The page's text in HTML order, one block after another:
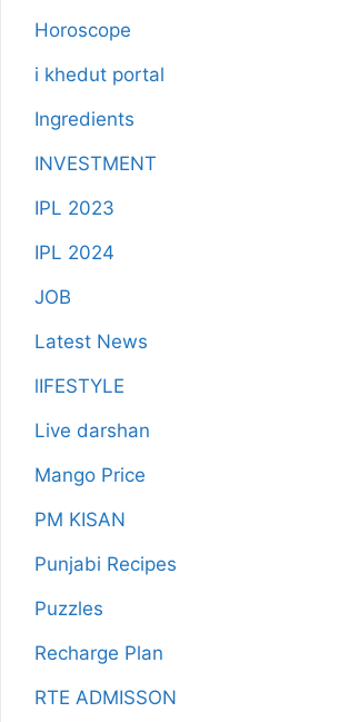
Horoscope
i khedut portal
Ingredients
INVESTMENT
IPL 2023
IPL 2024
JOB
Latest News
lIFESTYLE
Live darshan
Mango Price
PM KISAN
Punjabi Recipes
Puzzles
Recharge Plan
RTE ADMISSON